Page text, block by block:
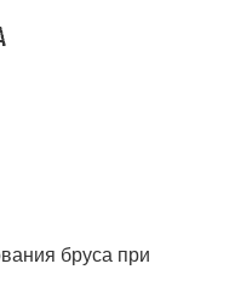
бруса при